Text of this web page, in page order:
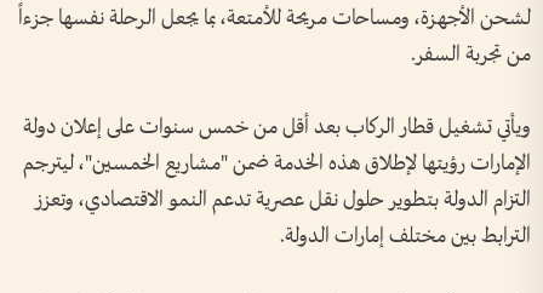
لشحن الأجهزة، ومساحات مريحة للأمتعة، بما يجعل الرحلة نفسها جزءاً
من تجربة السفر.
ويأتي تشغيل قطار الركاب بعد أقل من خمس سنوات على إعلان دولة
الإمارات رؤيتها لإطلاق هذه الخدمة ضمن "مشاريع الخمسين"، ليترجم
التزام الدولة بتطوير حلول نقل عصرية تدعم النمو الاقتصادي، وتعزز
الترابط بين مختلف إمارات الدولة.